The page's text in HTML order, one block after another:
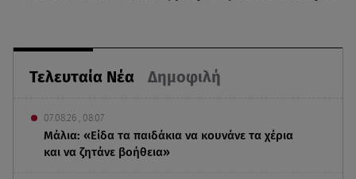
Τελευταία Νέα Δημοφιλή
07.08.26 , 08:07
Μάλια: «Είδα τα παιδάκια να κουνάνε τα χέρια
και να ζητάνε βοήθεια»